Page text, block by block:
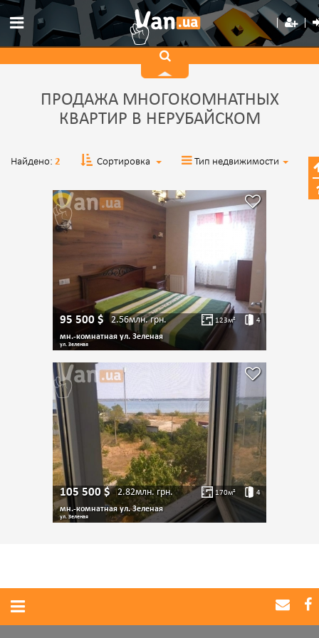
ПРОДАЖА МНОГОКОМНАТНЫХ
КВАРТИР В НЕРУБАЙСКОМ
Найдено: 2 Сортировка Тип недвижимости
95 500 $ 2.56млн.грн. 123м² 4
мн.-комнатная ул. Зеленая
ул. Зеленая
105 500 $ 2.82млн.грн. 170м² 4
мн.-комнатная ул. Зеленая
ул. Зеленая